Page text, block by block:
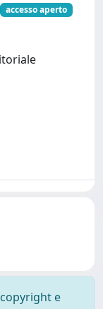
accesso aperto
e